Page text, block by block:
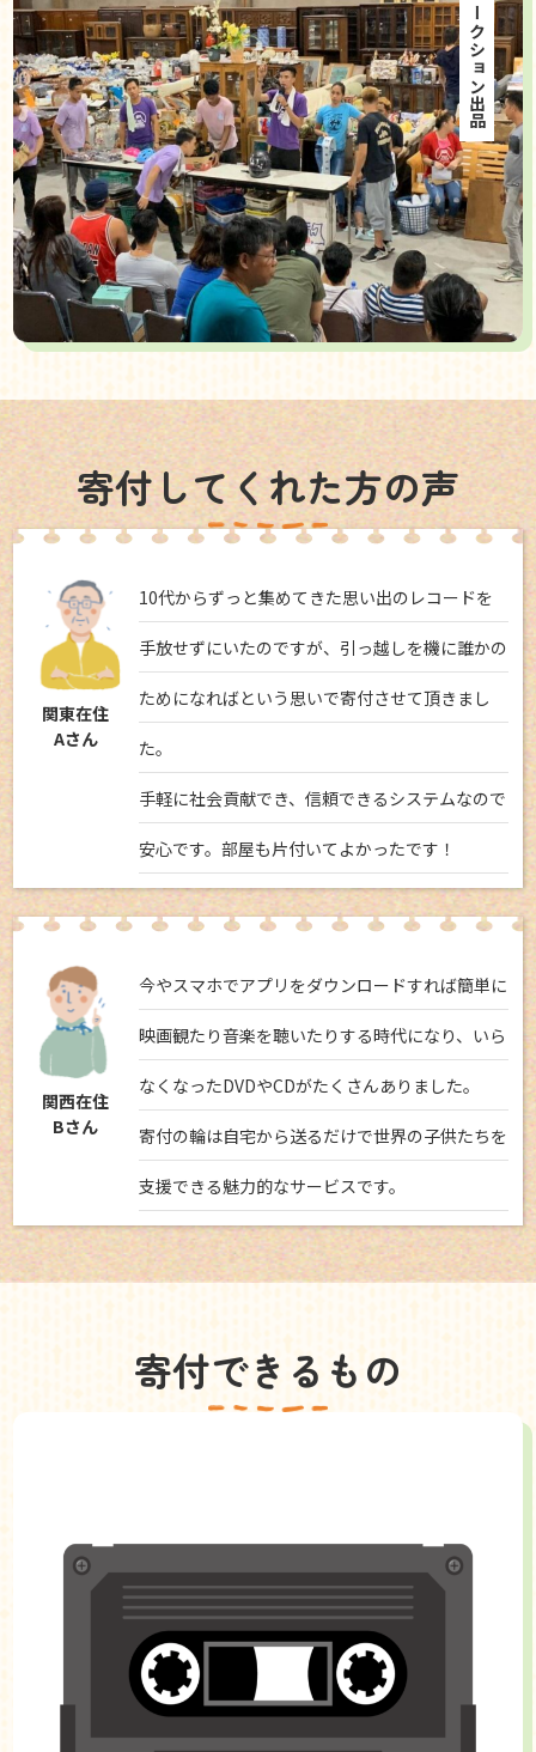
海外オークション出品
寄付してくれた方の声
関東在住
Aさん
10代からずっと集めてきた思い出のレコードを
手放せずにいたのですが、引っ越しを機に誰かの
ためになればという思いで寄付させて頂きまし
た。
手軽に社会貢献でき、信頼できるシステムなので
安心です。部屋も片付いてよかったです！
関西在住
Bさん
今やスマホでアプリをダウンロードすれば簡単に
映画観たり音楽を聴いたりする時代になり、いら
なくなったDVDやCDがたくさんありました。
寄付の輪は自宅から送るだけで世界の子供たちを
支援できる魅力的なサービスです。
寄付できるもの